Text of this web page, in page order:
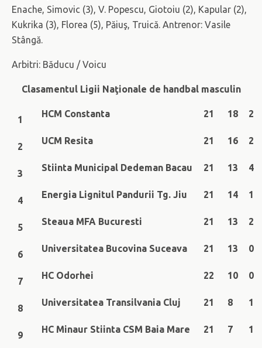
Enache, Simovic (3), V. Popescu, Giotoiu (2), Kapular (2),
Kukrika (3), Florea (5), Păiuş, Truică. Antrenor: Vasile
Stângă.
Arbitri: Băducu / Voicu
Clasamentul Ligii Naţionale de handbal masculin
1
HCM Constanta 21 18 2
2
UCM Resita 21 16 2
3
Stiinta Municipal Dedeman Bacau 21 13 4
4
Energia Lignitul Pandurii Tg. Jiu 21 14 1
5
Steaua MFA Bucuresti 21 13 2
6
Universitatea Bucovina Suceava 21 13 0
7
HC Odorhei 22 10 0
8
Universitatea Transilvania Cluj 21 8 1
9
HC Minaur Stiinta CSM Baia Mare 21 7 1